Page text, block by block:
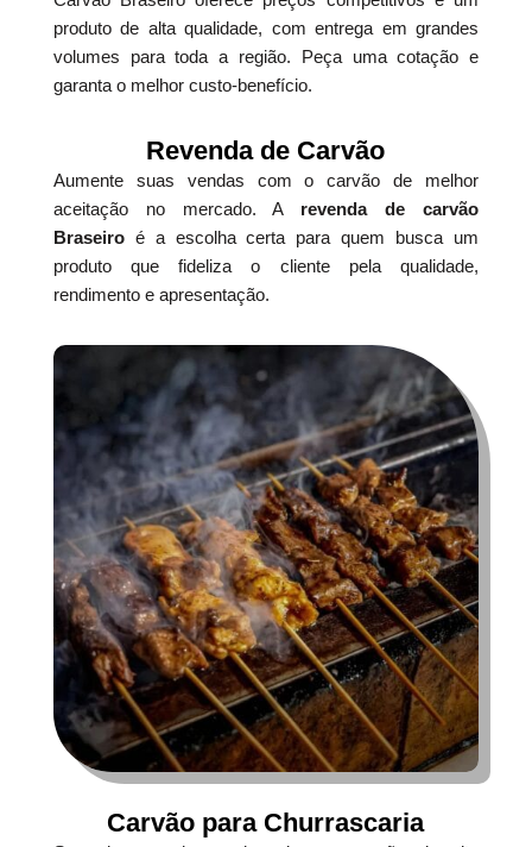
produto de alta qualidade, com entrega em grandes
volumes para toda a região. Peça uma cotação e
garanta o melhor custo-benefício.
Revenda de Carvão
Aumente suas vendas com o carvão de melhor
aceitação no mercado. A revenda de carvão
Braseiroé a escolha certa para quem busca um
produto que fideliza o cliente pela qualidade,
rendimento e apresentação.
Carvão para Churrascaria